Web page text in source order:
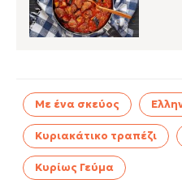
Με ένα σκεύος
Κυριακάτικο τραπέζι
Κυρίως Γεύμα